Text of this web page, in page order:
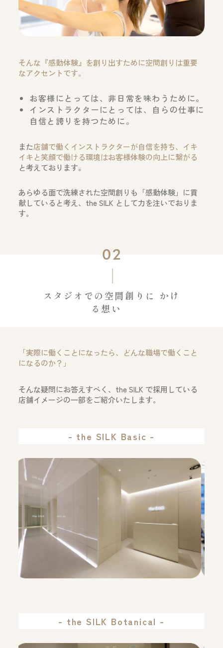
そんな『感動体験』を創り出すために空間創りは重要
なアクセントです。
お客様にとっては、非日常を味わうために。
インストラクターにとっては、自らの仕事に
自信と誇りを持つために。
また店舗で働くインストラクターが自信を持ち、イキ
イキと笑顔で働ける環境はお客様体験の向上に繋がる
と考えております。
あらゆる面で洗練された空間創りも「感動体験」に貢
献していると考え、the SILK として力を注いでおりま
す。
02
スタジオでの空間創りに かけ
る想い
「実際に働くことになったら、どんな職場で働くこと
になるのか？」
そんな疑問にお答えすべく、the SILK で採用している
店舗イメージの一部をご紹介いたします。
- the SILK Basic -
- the SILK Botanical -